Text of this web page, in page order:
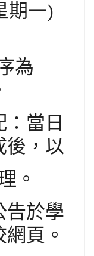
期一)
為
當日
後，以
。
告於學
頁。